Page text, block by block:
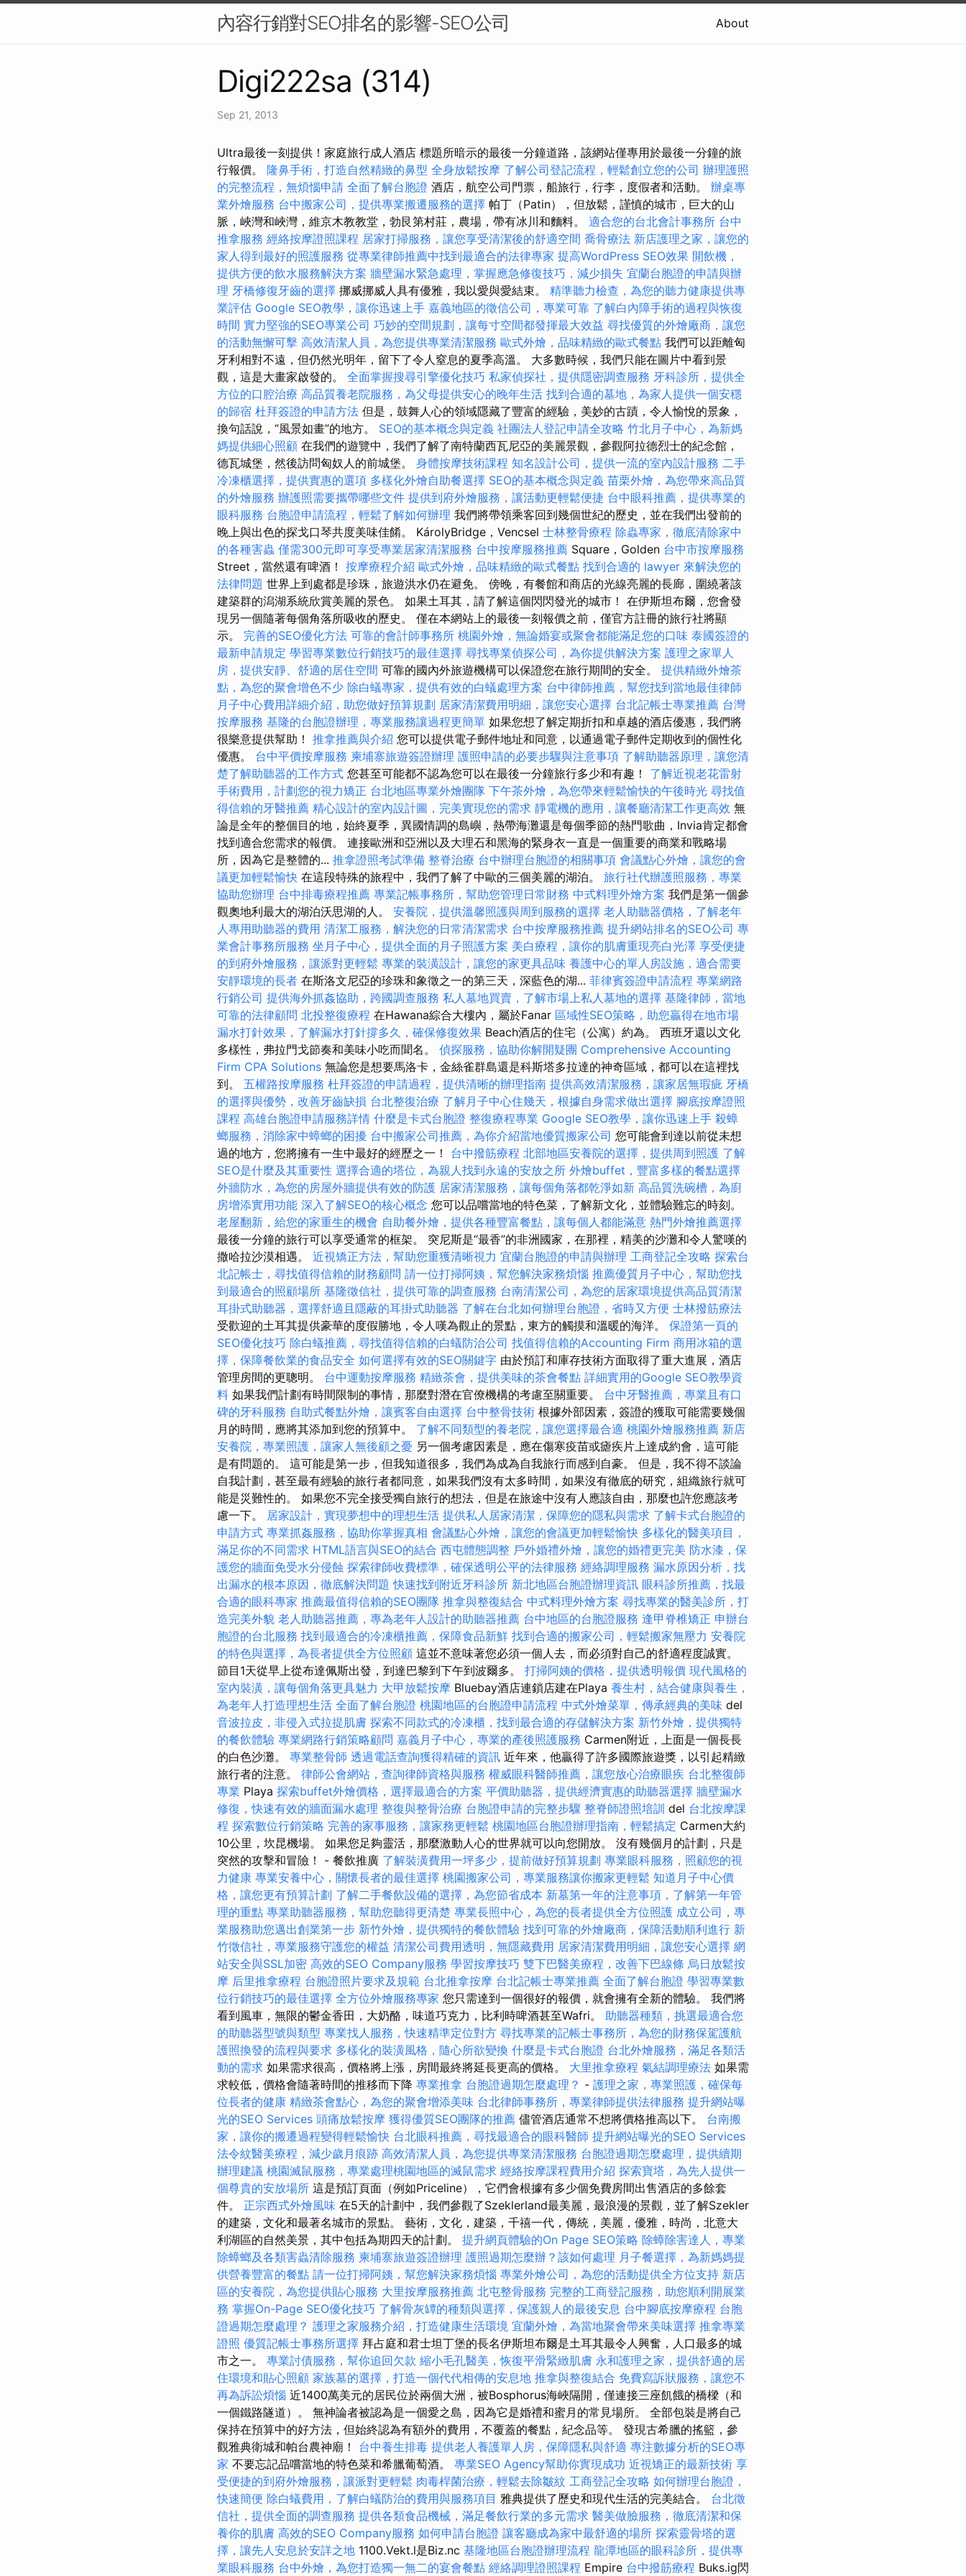
內容行銷對SEO排名的影響-SEO公司 About
Digi222sa (314)
Sep 21, 2013
Ultra最後一刻提供！家庭旅行成人酒店 標題所暗示的最後一分鐘道路，該網站僅專用於最後一分鐘的旅
行報價。 隆鼻手術，打造自然精緻的鼻型 全身放鬆按摩 了解公司登記流程，輕鬆創立您的公司 辦理護照
的完整流程，無煩惱申請 全面了解台胞證 酒店，航空公司門票，船旅行，行李，度假者和活動。 辦桌專
業外燴服務 台中搬家公司，提供專業搬遷服務的選擇 帕丁（Patin），但放鬆，謹慎的城市，巨大的山
脈，峽灣和峽灣，維京木教教堂，勃艮第村莊，農場，帶有冰川和麵料。 適合您的台北會計事務所 台中
推拿服務 經絡按摩證照課程 居家打掃服務，讓您享受清潔後的舒適空間 喬骨療法 新店護理之家，讓您的
家人得到最好的照護服務 從專業律師推薦中找到最適合的法律專家 提高WordPress SEO效果 開飲機，
提供方便的飲水服務解決方案 牆壁漏水緊急處理，掌握應急修復技巧，減少損失 宜蘭台胞證的申請與辦
理 牙橋修復牙齒的選擇 挪威挪威人具有優雅，我以愛與愛結束。 精準聽力檢查，為您的聽力健康提供專
業評估 Google SEO教學，讓你迅速上手 嘉義地區的徵信公司，專業可靠 了解白內障手術的過程與恢復
時間 實力堅強的SEO專業公司 巧妙的空間規劃，讓每寸空間都發揮最大效益 尋找優質的外燴廠商，讓您
的活動無懈可擊 高效清潔人員，為您提供專業清潔服務 歐式外燴，品味精緻的歐式餐點 我們可以距離匈
牙利相對不遠，但仍然光明年，留下了令人窒息的夏季高溫。 大多數時候，我們只能在圖片中看到景
觀，這是大畫家啟發的。 全面掌握搜尋引擎優化技巧 私家偵探社，提供隱密調查服務 牙科診所，提供全
方位的口腔治療 高品質養老院服務，為父母提供安心的晚年生活 找到合適的墓地，為家人提供一個安穩
的歸宿 杜拜簽證的申請方法 但是，鼓舞人心的領域隱藏了豐富的經驗，美妙的古蹟，令人愉悅的景象，
換句話說，“風景如畫”的地方。 SEO的基本概念與定義 社團法人登記申請全攻略 竹北月子中心，為新媽
媽提供細心照顧 在我們的遊覽中，我們了解了南特蘭西瓦尼亞的美麗景觀，參觀阿拉德烈士的紀念館，
德瓦城堡，然後訪問匈奴人的前城堡。 身體按摩技術課程 知名設計公司，提供一流的室內設計服務 二手
冷凍櫃選擇，提供實惠的選項 多樣化外燴自助餐選擇 SEO的基本概念與定義 苗栗外燴，為您帶來高品質
的外燴服務 辦護照需要攜帶哪些文件 提供到府外燴服務，讓活動更輕鬆便捷 台中眼科推薦，提供專業的
眼科服務 台胞證申請流程，輕鬆了解如何辦理 我們將帶領乘客回到幾個世紀的歷史，並在我們出發前的
晚上與出色的探戈口琴共度美味佳餚。 KárolyBridge，Vencsel 士林整骨療程 除蟲專家，徹底清除家中
的各種害蟲 僅需300元即可享受專業居家清潔服務 台中按摩服務推薦 Square，Golden 台中市按摩服務
Street，當然還有啤酒！ 按摩療程介紹 歐式外燴，品味精緻的歐式餐點 找到合適的 lawyer 來解決您的
法律問題 世界上到處都是珍珠，旅遊洪水仍在避免。 傍晚，有餐館和商店的光線亮麗的長廊，圍繞著該
建築群的潟湖系統欣賞美麗的景色。 如果土耳其，請了解這個閃閃發光的城市！ 在伊斯坦布爾，您會發
現另一個隨著每個角落所吸收的歷史。 僅在本網站上的最後一刻報價之前，僅官方註冊的旅行社將顯
示。 完善的SEO優化方法 可靠的會計師事務所 桃園外燴，無論婚宴或聚會都能滿足您的口味 泰國簽證的
最新申請規定 學習專業數位行銷技巧的最佳選擇 尋找專業偵探公司，為你提供解決方案 護理之家單人
房，提供安靜、舒適的居住空間 可靠的國內外旅遊機構可以保證您在旅行期間的安全。 提供精緻外燴茶
點，為您的聚會增色不少 除白蟻專家，提供有效的白蟻處理方案 台中律師推薦，幫您找到當地最佳律師
月子中心費用詳細介紹，助您做好預算規劃 居家清潔費用明細，讓您安心選擇 台北記帳士專業推薦 台灣
按摩服務 基隆的台胞證辦理，專業服務讓過程更簡單 如果您想了解定期折扣和卓越的酒店優惠，我們將
很樂意提供幫助！ 推拿推薦與介紹 您可以提供電子郵件地址和同意，以通過電子郵件定期收到的個性化
優惠。 台中平價按摩服務 柬埔寨旅遊簽證辦理 護照申請的必要步驟與注意事項 了解助聽器原理，讓您清
楚了解助聽器的工作方式 您甚至可能都不認為您可以在最後一分鐘旅行多少和有趣！ 了解近視老花雷射
手術費用，計劃您的視力矯正 台北地區專業外燴團隊 下午茶外燴，為您帶來輕鬆愉快的午後時光 尋找值
得信賴的牙醫推薦 精心設計的室內設計圖，完美實現您的需求 靜電機的應用，讓餐廳清潔工作更高效 無
論是全年的整個目的地，始終夏季，異國情調的島嶼，熱帶海灘還是每個季節的熱門歌曲，Invia肯定都會
找到適合您需求的報價。 連接歐洲和亞洲以及大理石和黑海的緊身衣一直是一個重要的商業和戰略場
所，因為它是整體的... 推拿證照考試準備 整脊治療 台中辦理台胞證的相關事項 會議點心外燴，讓您的會
議更加輕鬆愉快 在這段特殊的旅程中，我們了解了中歐的三個美麗的湖泊。 旅行社代辦護照服務，專業
協助您辦理 台中排毒療程推薦 專業記帳事務所，幫助您管理日常財務 中式料理外燴方案 我們是第一個參
觀奧地利最大的湖泊沃思湖的人。 安養院，提供溫馨照護與周到服務的選擇 老人助聽器價格，了解老年
人專用助聽器的費用 清潔工服務，解決您的日常清潔需求 台中按摩服務推薦 提升網站排名的SEO公司 專
業會計事務所服務 坐月子中心，提供全面的月子照護方案 美白療程，讓你的肌膚重現亮白光澤 享受便捷
的到府外燴服務，讓派對更輕鬆 專業的裝潢設計，讓您的家更具品味 養護中心的單人房設施，適合需要
安靜環境的長者 在斯洛文尼亞的珍珠和象徵之一的第三天，深藍色的湖... 菲律賓簽證申請流程 專業網路
行銷公司 提供海外抓姦協助，跨國調查服務 私人墓地買賣，了解市場上私人墓地的選擇 基隆律師，當地
可靠的法律顧問 北投整復療程 在Hawana綜合大樓內，屬於Fanar 區域性SEO策略，助您贏得在地市場
漏水打針效果，了解漏水打針撐多久，確保修復效果 Beach酒店的住宅（公寓）約為。 西班牙還以文化
多樣性，弗拉門戈節奏和美味小吃而聞名。 偵探服務，協助你解開疑團 Comprehensive Accounting
Firm CPA Solutions 無論您是想要馬洛卡，金絲雀群島還是科斯塔多拉達的神奇區域，都可以在這裡找
到。 五權路按摩服務 杜拜簽證的申請過程，提供清晰的辦理指南 提供高效清潔服務，讓家居無瑕疵 牙橋
的選擇與優勢，改善牙齒缺損 台北整復治療 了解月子中心住幾天，根據自身需求做出選擇 腳底按摩證照
課程 高雄台胞證申請服務詳情 什麼是卡式台胞證 整復療程專業 Google SEO教學，讓你迅速上手 殺蟑
螂服務，消除家中蟑螂的困擾 台中搬家公司推薦，為你介紹當地優質搬家公司 您可能會到達以前從未想
過的地方，您將擁有一生中最好的經歷之一！ 台中撥筋療程 北部地區安養院的選擇，提供周到照護 了解
SEO是什麼及其重要性 選擇合適的塔位，為親人找到永遠的安放之所 外燴buffet，豐富多樣的餐點選擇
外牆防水，為您的房屋外牆提供有效的防護 居家清潔服務，讓每個角落都乾淨如新 高品質洗碗槽，為廚
房增添實用功能 深入了解SEO的核心概念 您可以品嚐當地的特色菜，了解新文化，並體驗難忘的時刻。
老屋翻新，給您的家重生的機會 自助餐外燴，提供各種豐富餐點，讓每個人都能滿意 熱門外燴推薦選擇
最後一分鐘的旅行可以享受通常的框架。 突尼斯是“最香”的非洲國家，在那裡，精美的沙灘和令人驚嘆的
撒哈拉沙漠相遇。 近視矯正方法，幫助您重獲清晰視力 宜蘭台胞證的申請與辦理 工商登記全攻略 探索台
北記帳士，尋找值得信賴的財務顧問 請一位打掃阿姨，幫您解決家務煩惱 推薦優質月子中心，幫助您找
到最適合的照顧場所 基隆徵信社，提供可靠的調查服務 台南清潔公司，為您的居家環境提供高品質清潔
耳掛式助聽器，選擇舒適且隱蔽的耳掛式助聽器 了解在台北如何辦理台胞證，省時又方便 士林撥筋療法
受歡迎的土耳其提供豪華的度假勝地，令人嘆為觀止的景點，東方的觸摸和溫暖的海洋。 保證第一頁的
SEO優化技巧 除白蟻推薦，尋找值得信賴的白蟻防治公司 找值得信賴的Accounting Firm 商用冰箱的選
擇，保障餐飲業的食品安全 如何選擇有效的SEO關鍵字 由於預訂和庫存技術方面取得了重大進展，酒店
管理房間的更聰明。 台中運動按摩服務 精緻茶會，提供美味的茶會餐點 詳細實用的Google SEO教學資
料 如果我們計劃有時間限制的事情，那麼對潛在官僚機構的考慮至關重要。 台中牙醫推薦，專業且有口
碑的牙科服務 自助式餐點外燴，讓賓客自由選擇 台中整骨技術 根據外部因素，簽證的獲取可能需要幾個
月的時間，應將其添加到您的預算中。 了解不同類型的養老院，讓您選擇最合適 桃園外燴服務推薦 新店
安養院，專業照護，讓家人無後顧之憂 另一個考慮因素是，應在傷寒疫苗或瘧疾片上達成約會，這可能
是有問題的。 這可能是第一步，但我知道很多，我們為成為自我旅行而感到自豪。 但是，我不得不談論
自我計劃，甚至最有經驗的旅行者都同意，如果我們沒有太多時間，如果沒有徹底的研究，組織旅行就可
能是災難性的。 如果您不完全接受獨自旅行的想法，但是在旅途中沒有人應該自由，那麼也許您應該考
慮一下。 居家設計，實現夢想中的理想生活 提供私人居家清潔，保障您的隱私與需求 了解卡式台胞證的
申請方式 專業抓姦服務，協助你掌握真相 會議點心外燴，讓您的會議更加輕鬆愉快 多樣化的醫美項目，
滿足你的不同需求 HTML語言與SEO的結合 西屯體態調整 戶外婚禮外燴，讓您的婚禮更完美 防水漆，保
護您的牆面免受水分侵蝕 探索律師收費標準，確保透明公平的法律服務 經絡調理服務 漏水原因分析，找
出漏水的根本原因，徹底解決問題 快速找到附近牙科診所 新北地區台胞證辦理資訊 眼科診所推薦，找最
合適的眼科專家 推薦最值得信賴的SEO團隊 推拿與整復結合 中式料理外燴方案 尋找專業的醫美診所，打
造完美外貌 老人助聽器推薦，專為老年人設計的助聽器推薦 台中地區的台胞證服務 逢甲脊椎矯正 申辦台
胞證的台北服務 找到最適合的冷凍櫃推薦，保障食品新鮮 找到合適的搬家公司，輕鬆搬家無壓力 安養院
的特色與選擇，為長者提供全方位照顧 這並不意味著您必須一個人去，而必須對自己的舒適程度誠實。
節目1天從早上從布達佩斯出發，到達巴黎到下午到波爾多。 打掃阿姨的價格，提供透明報價 現代風格的
室內裝潢，讓每個角落更具魅力 大甲放鬆按摩 Bluebay酒店連鎖店建在Playa 養生村，結合健康與養生，
為老年人打造理想生活 全面了解台胞證 桃園地區的台胞證申請流程 中式外燴菜單，傳承經典的美味 del
音波拉皮，非侵入式拉提肌膚 探索不同款式的冷凍櫃，找到最合適的存儲解決方案 新竹外燴，提供獨特
的餐飲體驗 專業網路行銷策略顧問 嘉義月子中心，專業的產後照護服務 Carmen附近，上面是一個長長
的白色沙灘。 專業整骨師 透過電話查詢獲得精確的資訊 近年來，他贏得了許多國際旅遊獎，以引起精緻
旅行者的注意。 律師公會網站，查詢律師資格與服務 權威眼科醫師推薦，讓您放心治療眼疾 台北整復師
專業 Playa 探索buffet外燴價格，選擇最適合的方案 平價助聽器，提供經濟實惠的助聽器選擇 牆壁漏水
修復，快速有效的牆面漏水處理 整復與整骨治療 台胞證申請的完整步驟 整脊師證照培訓 del 台北按摩課
程 探索數位行銷策略 完善的家事服務，讓家務更輕鬆 桃園地區台胞證辦理指南，輕鬆搞定 Carmen大約
10公里，坎昆機場。 如果您足夠靈活，那麼激動人心的世界就可以向您開放。 沒有幾個月的計劃，只是
突然的攻擊和冒險！ - 餐飲推廣 了解裝潢費用一坪多少，提前做好預算規劃 專業眼科服務，照顧您的視
力健康 專業安養中心，關懷長者的最佳選擇 桃園搬家公司，專業服務讓你搬家更輕鬆 知道月子中心價
格，讓您更有預算計劃 了解二手餐飲設備的選擇，為您節省成本 新墓第一年的注意事項，了解第一年管
理的重點 專業助聽器服務，幫助您聽得更清楚 專業長照中心，為您的長者提供全方位照護 成立公司，專
業服務助您邁出創業第一步 新竹外燴，提供獨特的餐飲體驗 找到可靠的外燴廠商，保障活動順利進行 新
竹徵信社，專業服務守護您的權益 清潔公司費用透明，無隱藏費用 居家清潔費用明細，讓您安心選擇 網
站安全與SSL加密 高效的SEO Company服務 學習按摩技巧 雙下巴醫美療程，改善下巴線條 烏日放鬆按
摩 后里推拿療程 台胞證照片要求及規範 台北推拿按摩 台北記帳士專業推薦 全面了解台胞證 學習專業數
位行銷技巧的最佳選擇 全方位外燴服務專家 您只需達到一個很好的報價，就會擁有全新的體驗。 我們將
看到風車，無限的鬱金香田，大奶酪，味道巧克力，比利時啤酒甚至Wafri。 助聽器種類，挑選最適合您
的助聽器型號與類型 專業找人服務，快速精準定位對方 尋找專業的記帳士事務所，為您的財務保駕護航
護照換發的流程與要求 多樣化的裝潢風格，隨心所欲變換 什麼是卡式台胞證 台北外燴服務，滿足各類活
動的需求 如果需求很高，價格將上漲，房間最終將延長更高的價格。 大里推拿療程 氣結調理療法 如果需
求較低，價格會隨著時間的推移而下降 專業推拿 台胞證過期怎麼處理？ - 護理之家，專業照護，確保每
位長者的健康 精緻茶會點心，為您的聚會增添美味 台北律師事務所，專業律師提供法律服務 提升網站曝
光的SEO Services 頭痛放鬆按摩 獲得優質SEO團隊的推薦 儘管酒店通常不想將價格推高以下。 台南搬
家，讓你的搬遷過程變得輕鬆愉快 台北眼科推薦，尋找最適合的眼科醫師 提升網站曝光的SEO Services
法令紋醫美療程，減少歲月痕跡 高效清潔人員，為您提供專業清潔服務 台胞證過期怎麼處理，提供續期
辦理建議 桃園滅鼠服務，專業處理桃園地區的滅鼠需求 經絡按摩課程費用介紹 探索寶塔，為先人提供一
個尊貴的安放場所 這是預訂頁面（例如Priceline），它們會根據有多少個免費房間出售酒店的多餘套
件。 正宗西式外燴風味 在5天的計劃中，我們參觀了Szeklerland最美麗，最浪漫的景觀，並了解Szekler
的建築，文化和最著名城市的景點。 藝術，文化，建築，千禧一代，傳統，美麗，優雅，時尚，北意大
利湖區的自然美景，其中包括為期四天的計劃。 提升網頁體驗的On Page SEO策略 除蟑除害達人，專業
除蟑螂及各類害蟲清除服務 柬埔寨旅遊簽證辦理 護照過期怎麼辦？該如何處理 月子餐選擇，為新媽媽提
供營養豐富的餐點 請一位打掃阿姨，幫您解決家務煩惱 專業外燴公司，為您的活動提供全方位支持 新店
區的安養院，為您提供貼心服務 大里按摩服務推薦 北屯整骨服務 完整的工商登記服務，助您順利開展業
務 掌握On-Page SEO優化技巧 了解骨灰罈的種類與選擇，保護親人的最後安息 台中腳底按摩療程 台胞
證過期怎麼處理？ 護理之家服務介紹，打造健康生活環境 宜蘭外燴，為當地聚會帶來美味選擇 推拿專業
證照 優質記帳士事務所選擇 拜占庭和君士坦丁堡的長名伊斯坦布爾是土耳其最令人興奮，人口最多的城
市之一。 專業討債服務，幫你追回欠款 縮小毛孔醫美，恢復平滑緊緻肌膚 永和護理之家，提供舒適的居
住環境和貼心照顧 家族墓的選擇，打造一個代代相傳的安息地 推拿與整復結合 免費寫訴狀服務，讓您不
再為訴訟煩惱 近1400萬美元的居民位於兩個大洲，被Bosphorus海峽隔開，僅連接三座飢餓的橋樑（和
一個鐵路隧道）。 無神論者被認為是一個愛之島，因為它是婚禮和蜜月的常見場所。 全部包裝是將自己
保持在預算中的好方法，但始終認為有額外的費用，不覆蓋的餐點，紀念品等。 發現古希臘的搖籃，參
觀雅典衛城和帕台農神廟！ 台中養生排毒 提供老人養護單人房，保障隱私與舒適 專注數據分析的SEO專
家 不要忘記品嚐當地的特色菜和希臘葡萄酒。 專業SEO Agency幫助你實現成功 近視矯正的最新技術 享
受便捷的到府外燴服務，讓派對更輕鬆 肉毒桿菌治療，輕鬆去除皺紋 工商登記全攻略 如何辦理台胞證，
快速簡便 除白蟻費用，了解白蟻防治的費用與服務項目 雅典提供了歷史和現代生活的完美結合。 台北徵
信社，提供全面的調查服務 提供各類食品機械，滿足餐飲行業的多元需求 醫美做臉服務，徹底清潔和保
養你的肌膚 高效的SEO Company服務 如何申請台胞證 讓客廳成為家中最舒適的場所 探索靈骨塔的選
擇，讓先人安息於安詳之地 1100.Vekt.l是Biz.nc 基隆地區台胞證辦理流程 龍潭地區的眼科診所，提供專
業眼科服務 台中外燴，為您打造獨一無二的宴會餐點 經絡調理證照課程 Empire 台中撥筋療程 Buks.ig閃